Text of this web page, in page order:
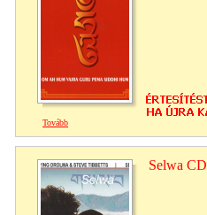
Tovább
Selwa CD